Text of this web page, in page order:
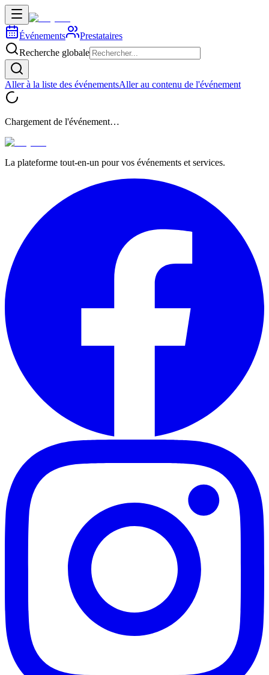
Événements
Prestataires
Recherche globale
Aller à la liste des événementsAller au contenu de l'événement
Chargement de l'événement…
La plateforme tout-en-un pour vos événements et services.